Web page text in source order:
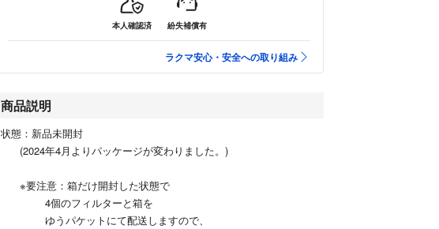
本人確認済 紛失補償有
ラクマ安心・安全への取り組み
商品説明
状態：新品未開封
(2024年4月よりパッケージが変わりました。)
※要注意：箱だけ開封した状態で
4個のフィルターと箱を
ゆうパケットにて配送しますので、